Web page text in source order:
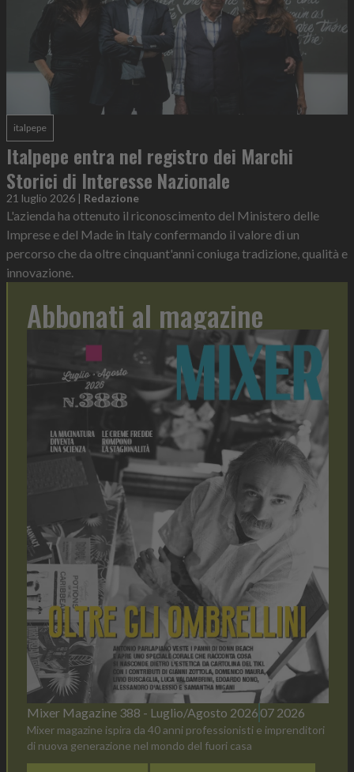
italpepe
Italpepe entra nel registro dei Marchi
Storici di Interesse Nazionale
21 luglio 2026 | Redazione
L'azienda ha ottenuto il riconoscimento del Ministero delle
Imprese e del Made in Italy confermando il valore di un
percorso che da oltre cinquant'anni coniuga tradizione, qualità e
innovazione.
Abbonati al magazine
Mixer Magazine 388 - Luglio/Agosto 2026 07 2026
Mixer magazine ispira da 40 anni professionisti e imprenditori
di nuova generazione nel mondo del fuori casa